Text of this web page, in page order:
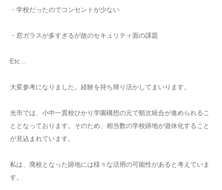
・学校だったのでコンセントが少ない
・窓ガラスが多すぎるが故のセキュリティ面の課題
Etc…
大変参考になりました。経験を持ち帰り活かしてまいります。
光市では、小中一貫校ひかり学園構想の元で順次統合が進められるこ
ととなっております。そのため、相当数の学校跡地が遊休化すること
が見込まれています。
私は、廃校となった跡地には様々な活用の可能性があると考えていま
す。